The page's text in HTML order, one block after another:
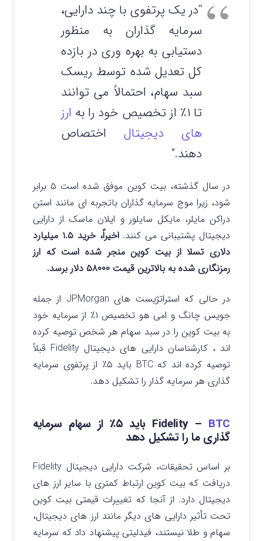
“در یک پرتفوی با چند دارایی،
سرمایه گذاران به منظور
دستیابی به بهره وری در بازده
کل تعدیل شده توسط ریسک
سبد سهام، احتمالاً می توانند
تا ۱٪ از تخصیص خود را به
ارز
های دیجیتال اختصاص
دهند.”
در سال گذشته، بیت کوین موفق شده است ۵ برابر
شود، زیرا موج سرمایه گذاران باتجربه ای مانند استن
دراکن مایلر، مایکل سایلور و ایلان ماسک از دارایی
دیجیتال پشتیبانی می کنند.
اخیراً، خرید ۱.۵ میلیارد
دلاری تسلا از بیت کوین منجر شده است که ارز
رمزنگاری شده به بالاترین قیمت ۵۸۰۰۰ دلار برسد.
در حالی که استراتژیست های JPMorgan از جمله
جویس چانگ و امی هو تخصیص ۱٪ از سرمایه خود
به بیت کوین را در سبد سهام هر شخص توصیه کرده
اند ، کارشناسان دارایی های دیجیتال Fidelity قبلاً
توصیه کرده اند که BTC باید ۵٪ از پرتفوی سرمایه
گذاری هر سرمایه گذار را تشکیل دهد.
Fidelity – BTC باید ۵٪ از سهام سرمایه
گذاری ما را تشکیل دهد
بر اساس تحقیقات، شرکت دارایی دیجیتال Fidelity
دریافت که بیت کوین ارتباط کمتری با سایر ارز های
دیجیتال دارد. از آنجا که تغییرات قیمتی بیت کوین
تحت تأثیر دارایی های دیگر مانند ارز های دیجیتال،
سهام و طلا نیستند، فیدلیتی پیشنهاد داد که سرمایه